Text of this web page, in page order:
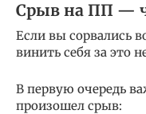
Срыв на ПП —
Если вы сорвались
винить себя за это
В первую очередь
произошел срыв: